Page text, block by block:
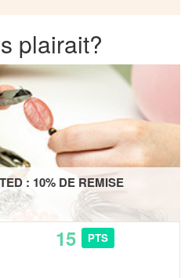
plairait?
: 10% DE REMISE
15 PTS